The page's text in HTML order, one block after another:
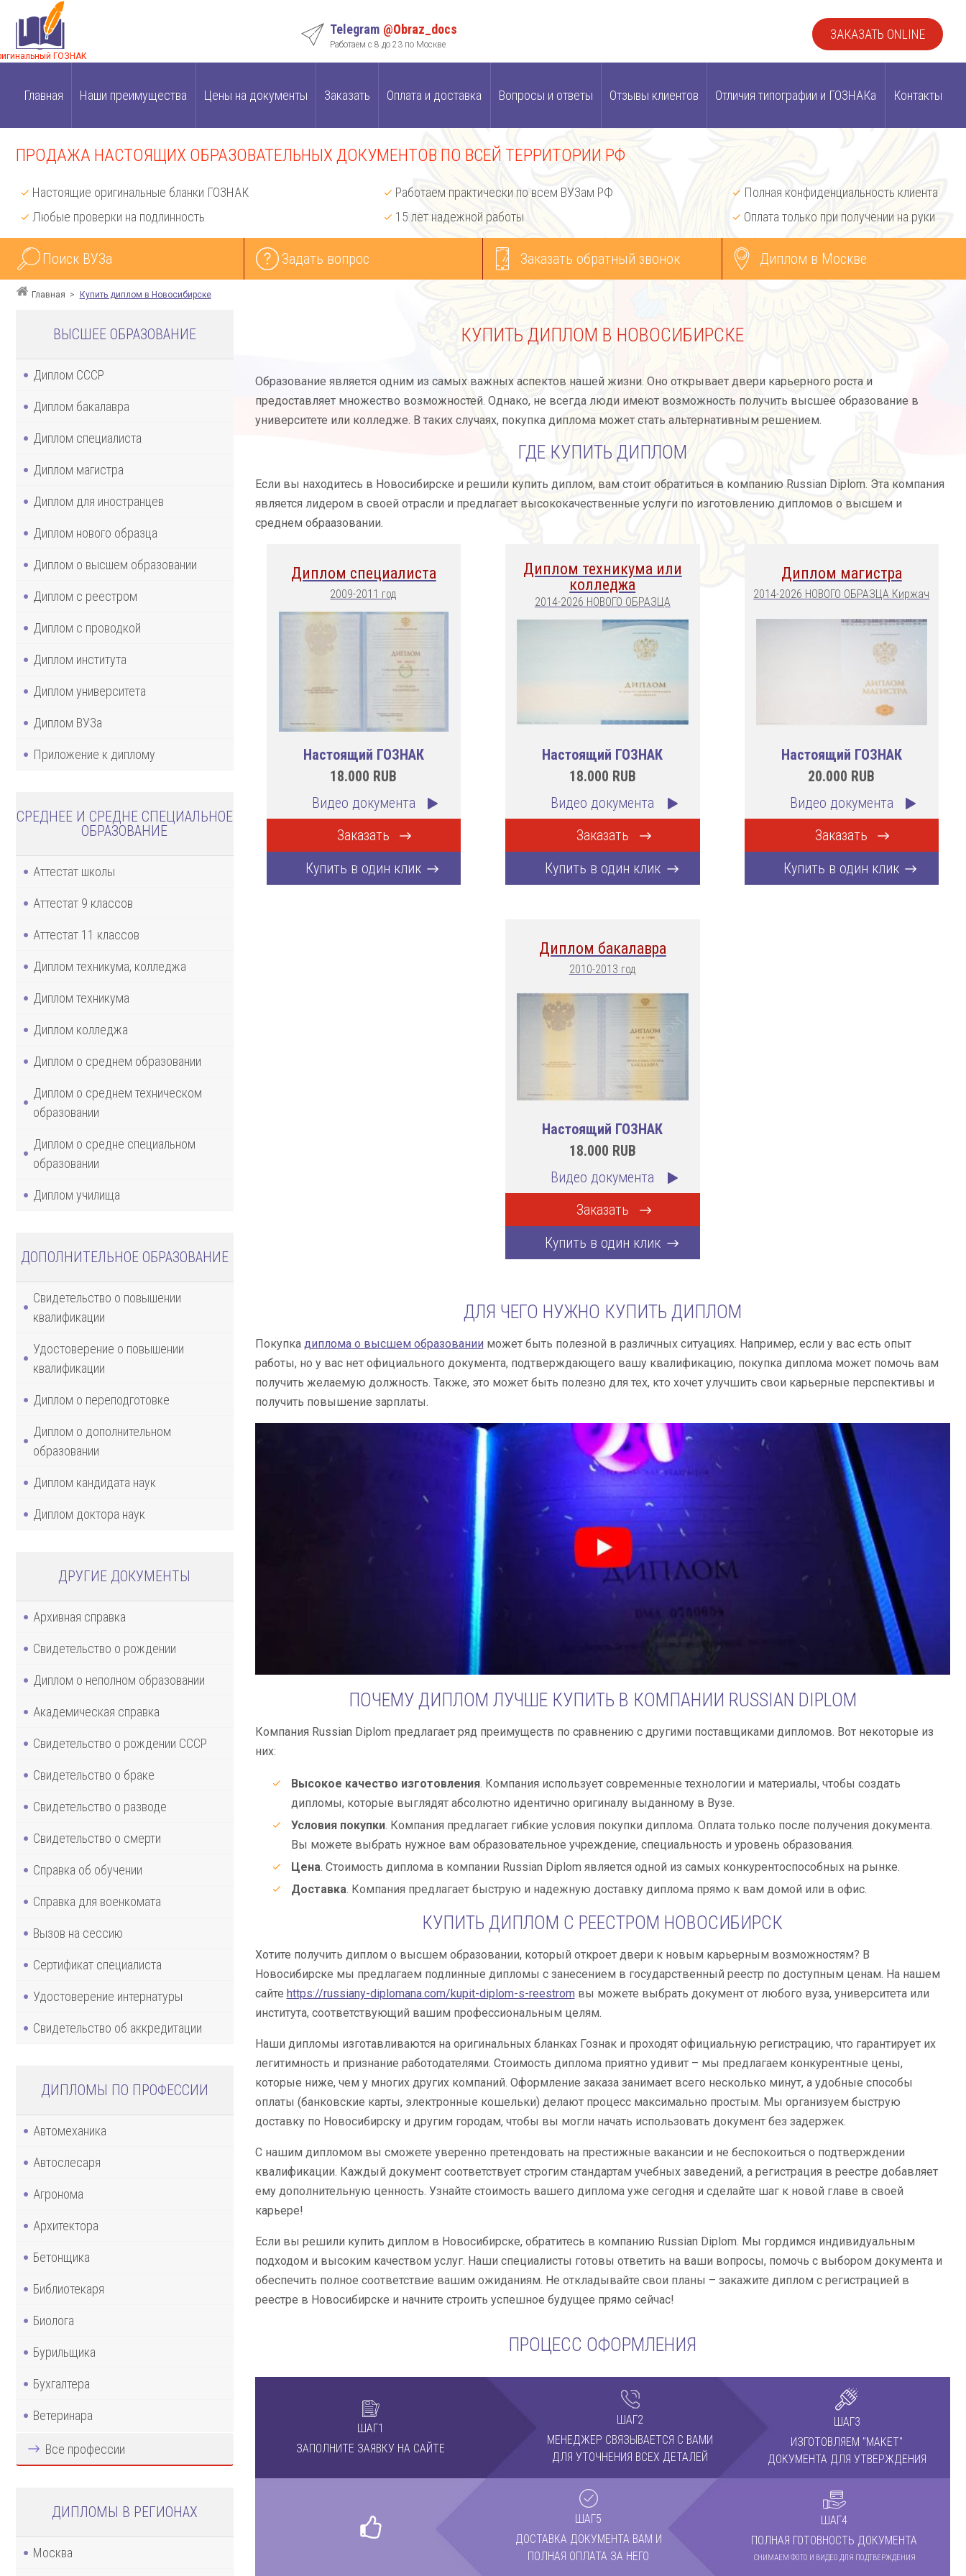
ГОЗНАК
Telegram @Obraz_docs
Работаем с 8 до 23 по Москве
ЗАКАЗАТЬ ONLINE
Главная Наши преимущества Цены на документы Заказать Оплата и доставка Вопросы и ответы Отзывы клиентов Отличия типографии и ГОЗНАКа Контакты
ПРОДАЖА НАСТОЯЩИХ ОБРАЗОВАТЕЛЬНЫХ ДОКУМЕНТОВ ПО ВСЕЙ ТЕРРИТОРИИ РФ
Настоящие оригинальные бланки ГОЗНАК
Любые проверки на подлинность
Работаем практически по всем ВУЗам РФ
15 лет надежной работы
Полная конфиденциальность клиента
Оплата только при получении на руки
Поиск ВУЗа Задать вопрос Заказать обратный звонок Диплом в Москве
Главная Купить диплом в Новосибирске
ВЫСШЕЕ ОБРАЗОВАНИЕ
Диплом СССР
Диплом бакалавра
Диплом специалиста
Диплом магистра
Диплом для иностранцев
Диплом нового образца
Диплом о высшем образовании
Диплом с реестром
Диплом с проводкой
Диплом института
Диплом университета
Диплом ВУЗа
Приложение к диплому
СРЕДНЕЕ И СРЕДНЕ СПЕЦИАЛЬНОЕ
ОБРАЗОВАНИЕ
Аттестат школы
Аттестат 9 классов
Аттестат 11 классов
Диплом техникума, колледжа
Диплом техникума
Диплом колледжа
Диплом о среднем образовании
Диплом о среднем техническом
образовании
Диплом о средне специальном
образовании
Диплом училища
ДОПОЛНИТЕЛЬНОЕ ОБРАЗОВАНИЕ
Свидетельство о повышении
квалификации
Удостоверение о повышении
квалификации
Диплом о переподготовке
Диплом о дополнительном
образовании
Диплом кандидата наук
Диплом доктора наук
ДРУГИЕ ДОКУМЕНТЫ
Архивная справка
Свидетельство о рождении
Диплом о неполном образовании
Академическая справка
Свидетельство о рождении СССР
Свидетельство о браке
Свидетельство о разводе
Свидетельство о смерти
Справка об обучении
Справка для военкомата
Вызов на сессию
Сертификат специалиста
Удостоверение интернатуры
Свидетельство об аккредитации
ДИПЛОМЫ ПО ПРОФЕССИИ
Автомеханика
Автослесаря
Агронома
Архитектора
Бетонщика
Библиотекаря
Биолога
Бурильщика
Бухгалтера
Ветеринара
Все профессии
ДИПЛОМЫ В РЕГИОНАХ
Москва
КУПИТЬ ДИПЛОМ В НОВОСИБИРСКЕ
Образование является одним из самых важных аспектов нашей жизни. Оно открывает двери карьерного роста и
предоставляет множество возможностей. Однако, не всегда люди имеют возможность получить высшее образование в
университете или колледже. В таких случаях, покупка диплома может стать альтернативным решением.
ГДЕ КУПИТЬ ДИПЛОМ
Если вы находитесь в Новосибирске и решили купить диплом, вам стоит обратиться в компанию Russian Diplom. Эта компания
является лидером в своей отрасли и предлагает высококачественные услуги по изготовлению дипломов о высшем и
среднем обраазовании.
Диплом специалиста
2009-2011 год
Настоящий ГОЗНАК
18.000 RUB
Видео документа
Заказать
Купить в один клик
Диплом техникума или
колледжа
2014-2026 НОВОГО ОБРАЗЦА
Настоящий ГОЗНАК
18.000 RUB
Видео документа
Заказать
Купить в один клик
Диплом магистра
2014-2026 НОВОГО ОБРАЗЦА Киржач
Настоящий ГОЗНАК
20.000 RUB
Видео документа
Заказать
Купить в один клик
Диплом бакалавра
2010-2013 год
Настоящий ГОЗНАК
18.000 RUB
Видео документа
Заказать
Купить в один клик
ДЛЯ ЧЕГО НУЖНО КУПИТЬ ДИПЛОМ
Покупка диплома о высшем образовании может быть полезной в различных ситуациях. Например, если у вас есть опыт
работы, но у вас нет официального документа, подтверждающего вашу квалификацию, покупка диплома может помочь вам
получить желаемую должность. Также, это может быть полезно для тех, кто хочет улучшить свои карьерные перспективы и
получить повышение зарплаты.
ПОЧЕМУ ДИПЛОМ ЛУЧШЕ КУПИТЬ В КОМПАНИИ RUSSIAN DIPLOM
Компания Russian Diplom предлагает ряд преимуществ по сравнению с другими поставщиками дипломов. Вот некоторые из
них:
Высокое качество изготовления. Компания использует современные технологии и материалы, чтобы создать
дипломы, которые выглядят абсолютно идентично оригиналу выданному в Вузе.
Условия покупки. Компания предлагает гибкие условия покупки диплома. Оплата только после получения документа.
Вы можете выбрать нужное вам образовательное учреждение, специальность и уровень образования.
Цена. Стоимость диплома в компании Russian Diplom является одной из самых конкурентоспособных на рынке.
Доставка. Компания предлагает быструю и надежную доставку диплома прямо к вам домой или в офис.
КУПИТЬ ДИПЛОМ С РЕЕСТРОМ НОВОСИБИРСК
Хотите получить диплом о высшем образовании, который откроет двери к новым карьерным возможностям? В
Новосибирске мы предлагаем подлинные дипломы с занесением в государственный реестр по доступным ценам. На нашем
сайте https://russiany-diplomana.com/kupit-diplom-s-reestrom вы можете выбрать документ от любого вуза, университета или
института, соответствующий вашим профессиональным целям.
Наши дипломы изготавливаются на оригинальных бланках Гознак и проходят официальную регистрацию, что гарантирует их
легитимность и признание работодателями. Стоимость диплома приятно удивит – мы предлагаем конкурентные цены,
которые ниже, чем у многих других компаний. Оформление заказа занимает всего несколько минут, а удобные способы
оплаты (банковские карты, электронные кошельки) делают процесс максимально простым. Мы организуем быструю
доставку по Новосибирску и другим городам, чтобы вы могли начать использовать документ без задержек.
С нашим дипломом вы сможете уверенно претендовать на престижные вакансии и не беспокоиться о подтверждении
квалификации. Каждый документ соответствует строгим стандартам учебных заведений, а регистрация в реестре добавляет
ему дополнительную ценность. Узнайте стоимость вашего диплома уже сегодня и сделайте шаг к новой главе в своей
карьере!
Если вы решили купить диплом в Новосибирске, обратитесь в компанию Russian Diplom. Мы гордимся индивидуальным
подходом и высоким качеством услуг. Наши специалисты готовы ответить на ваши вопросы, помочь с выбором документа и
обеспечить полное соответствие вашим ожиданиям. Не откладывайте свои планы – закажите диплом с регистрацией в
реестре в Новосибирске и начните строить успешное будущее прямо сейчас!
ПРОЦЕСС ОФОРМЛЕНИЯ
ШАГ1
ЗАПОЛНИТЕ ЗАЯВКУ НА САЙТЕ
ШАГ2
МЕНЕДЖЕР СВЯЗЫВАЕТСЯ С ВАМИ
ДЛЯ УТОЧНЕНИЯ ВСЕХ ДЕТАЛЕЙ
ШАГ3
ИЗГОТОВЛЯЕМ "МАКЕТ"
ДОКУМЕНТА ДЛЯ УТВЕРЖДЕНИЯ
ШАГ5
ДОСТАВКА ДОКУМЕНТА ВАМ И
ПОЛНАЯ ОПЛАТА ЗА НЕГО
ШАГ4
ПОЛНАЯ ГОТОВНОСТЬ ДОКУМЕНТА
СНИМАЕМ ФОТО И ВИДЕО ДЛЯ ПОДТВЕРЖДЕНИЯ